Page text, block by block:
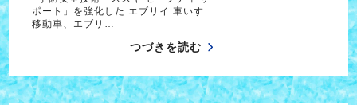
ポート」を強化した エブリイ 車いす
移動車、エブリ…
つづきを読む